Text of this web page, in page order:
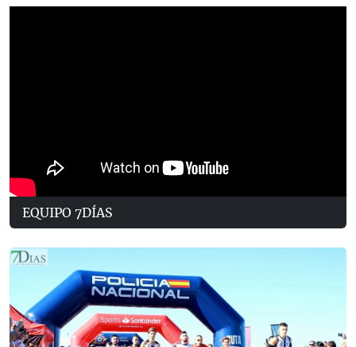
EQUIPO 7DÍAS